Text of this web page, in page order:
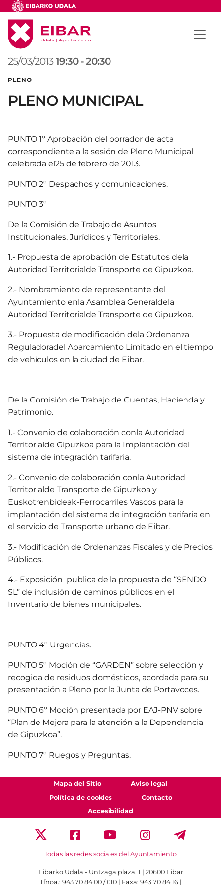
25/03/2013 19:30 -20:30
PLENO
PLENO MUNICIPAL
PUNTO 1º Aprobación del borrador de acta
correspondiente a la sesión de Pleno Municipal
celebrada el25 de febrero de 2013.
PUNTO 2º Despachos y comunicaciones.
PUNTO 3º
De la Comisión de Trabajo de Asuntos
Institucionales, Jurídicos y Territoriales.
1.- Propuesta de aprobación de Estatutos dela
Autoridad Territorialde Transporte de Gipuzkoa.
2.- Nombramiento de representante del
Ayuntamiento enla Asamblea Generaldela
Autoridad Territorialde Transporte de Gipuzkoa.
3.- Propuesta de modificación dela Ordenanza
Reguladoradel Aparcamiento Limitado en el tiempo
de vehículos en la ciudad de Eibar.
De la Comisión de Trabajo de Cuentas, Hacienda y
Patrimonio.
1.- Convenio de colaboración conla Autoridad
Territorialde Gipuzkoa para la Implantación del
sistema de integración tarifaria.
2.- Convenio de colaboración conla Autoridad
Territorialde Transporte de Gipuzkoa y
Euskotrenbideak-Ferrocarriles Vascos para la
implantación del sistema de integración tarifaria en
el servicio de Transporte urbano de Eibar.
3.- Modificación de Ordenanzas Fiscales y de Precios
Públicos.
4.- Exposición publica de la propuesta de “SENDO
SL” de inclusión de caminos públicos en el
Inventario de bienes municipales.
PUNTO 4º Urgencias.
PUNTO 5º Moción de “GARDEN” sobre selección y
recogida de residuos domésticos, acordada para su
presentación a Pleno por la Junta de Portavoces.
PUNTO 6º Moción presentada por EAJ-PNV sobre
“Plan de Mejora para la atención a la Dependencia
de Gipuzkoa”.
PUNTO 7º Ruegos y Preguntas.
Mapa del Sitio
Aviso legal
Política de cookies
Contacto
Accesibilidad
Todas las redes sociales del Ayuntamiento
Eibarko Udala - Untzaga plaza, 1 | 20600 Eibar
Tfnoa.: 943 70 84 00 / 010 | Faxa: 943 70 84 16 |